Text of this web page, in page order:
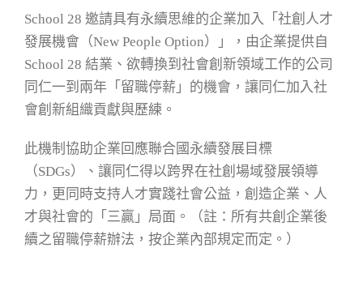
School 28 邀請具有永續思維的企業加入「社創人才
發展機會（New People Option）」，由企業提供自
School 28 結業、欲轉換到社會創新領域工作的公司
同仁一到兩年「留職停薪」的機會，讓同仁加入社
會創新組織貢獻與歷練。
此機制協助企業回應聯合國永續發展目標
（SDGs）、讓同仁得以跨界在社創場域發展領導
力，更同時支持人才實踐社會公益，創造企業、人
才與社會的「三贏」局面。（註：所有共創企業後
續之留職停薪辦法，按企業內部規定而定。）